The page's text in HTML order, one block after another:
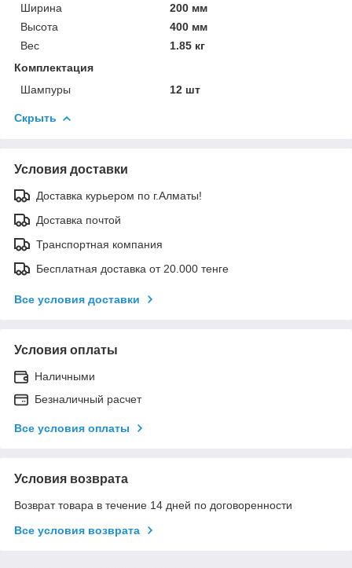
Ширина
200 мм
Высота
400 мм
Вес
1.85 кг
Комплектация
Шампуры
12 шт
Скрыть
Условия доставки
Доставка курьером по г.Алматы!
Доставка почтой
Транспортная компания
Бесплатная доставка от 20.000 тенге
Все условия доставки
Условия оплаты
Наличными
Безналичный расчет
Все условия оплаты
Условия возврата
Возврат товара в течение 14 дней по договоренности
Все условия возврата